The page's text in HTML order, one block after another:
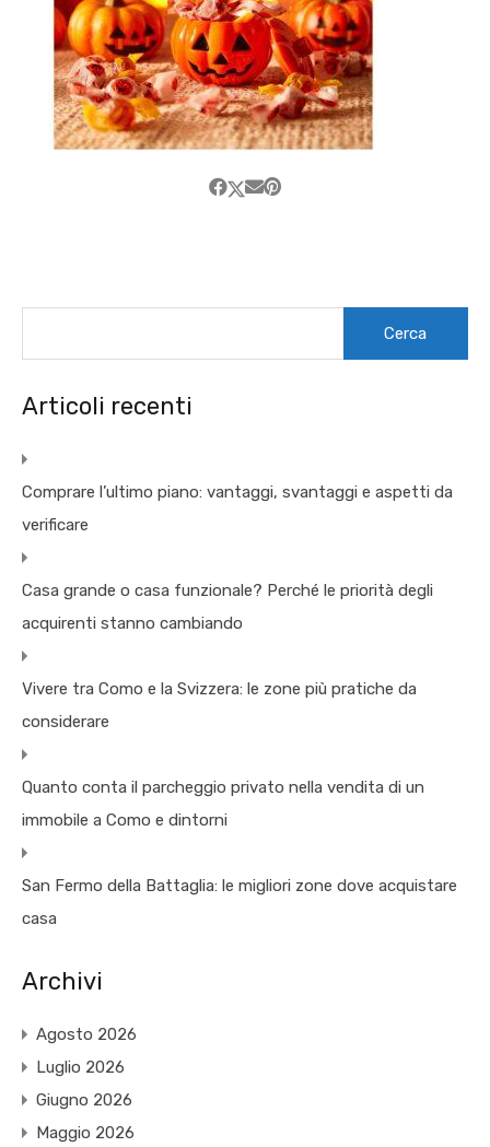
Articoli recenti
Comprare l’ultimo piano: vantaggi, svantaggi e aspetti da
verificare
Casa grande o casa funzionale? Perché le priorità degli
acquirenti stanno cambiando
Vivere tra Como e la Svizzera: le zone più pratiche da
considerare
Quanto conta il parcheggio privato nella vendita di un
immobile a Como e dintorni
San Fermo della Battaglia: le migliori zone dove acquistare
casa
Archivi
Agosto 2026
Luglio 2026
Giugno 2026
Maggio 2026